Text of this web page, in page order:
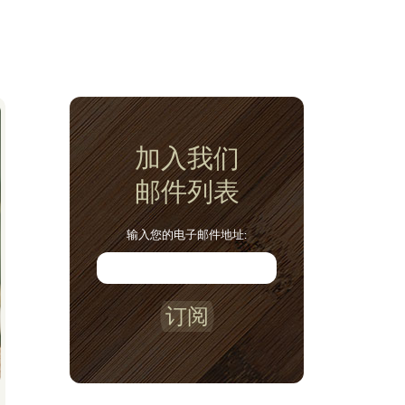
加入我们
邮件列表
输入您的电子邮件地址:
订阅